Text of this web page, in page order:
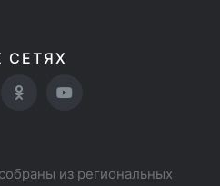
из региональных